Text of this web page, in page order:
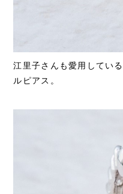
江里子さんも愛用してい
ルピアス。